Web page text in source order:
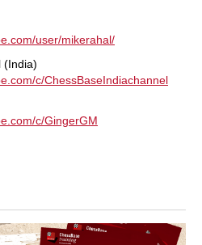
user/mikerahal/
(India)
c/ChessBaseIndiachannel
c/GingerGM